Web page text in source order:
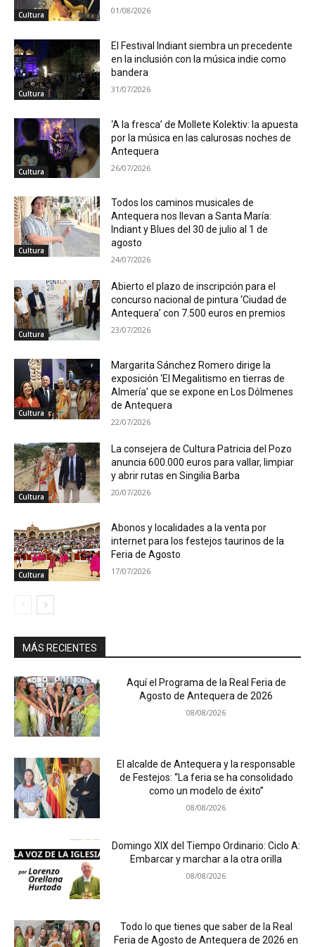
Cultura 01/08/2026
Cultura
El Festival Indiant siembra un precedente
en la inclusión con la música indie como
bandera
31/07/2026
Cultura
‘A la fresca’ de Mollete Kolektiv: la apuesta
por la música en las calurosas noches de
Antequera
26/07/2026
Cultura
Todos los caminos musicales de
Antequera nos llevan a Santa María:
Indiant y Blues del 30 de julio al 1 de
agosto
24/07/2026
Cultura
Abierto el plazo de inscripción para el
concurso nacional de pintura ‘Ciudad de
Antequera’ con 7.500 euros en premios
23/07/2026
Cultura
Margarita Sánchez Romero dirige la
exposición ‘El Megalitismo en tierras de
Almería’ que se expone en Los Dólmenes
de Antequera
22/07/2026
Cultura
La consejera de Cultura Patricia del Pozo
anuncia 600.000 euros para vallar, limpiar
y abrir rutas en Singilia Barba
20/07/2026
Cultura
Abonos y localidades a la venta por
internet para los festejos taurinos de la
Feria de Agosto
17/07/2026
MÁS RECIENTES
Aquí el Programa de la Real Feria de
Agosto de Antequera de 2026
08/08/2026
El alcalde de Antequera y la responsable
de Festejos: “La feria se ha consolidado
como un modelo de éxito”
08/08/2026
Domingo XIX del Tiempo Ordinario: Ciclo A:
Embarcar y marchar a la otra orilla
08/08/2026
Todo lo que tienes que saber de la Real
Feria de Agosto de Antequera de 2026 en